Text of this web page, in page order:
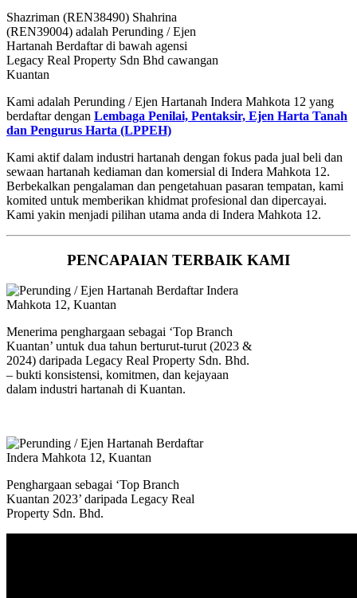
Shazriman (REN38490) Shahrina
(REN39004) adalah Perunding / Ejen
Hartanah Berdaftar di bawah agensi
Legacy Real Property Sdn Bhd cawangan
Kuantan
Kami adalah Perunding / Ejen Hartanah Indera Mahkota 12 yang
berdaftar dengan Lembaga Penilai, Pentaksir, Ejen Harta Tanah
dan Pengurus Harta (LPPEH)
Kami aktif dalam industri hartanah dengan fokus pada jual beli dan
sewaan hartanah kediaman dan komersial di Indera Mahkota 12.
Berbekalkan pengalaman dan pengetahuan pasaran tempatan, kami
komited untuk memberikan khidmat profesional dan dipercayai.
Kami yakin menjadi pilihan utama anda di Indera Mahkota 12.
PENCAPAIAN TERBAIK KAMI
Menerima penghargaan sebagai ‘Top Branch
Kuantan’ untuk dua tahun berturut-turut (2023 &
2024) daripada Legacy Real Property Sdn. Bhd.
– bukti konsistensi, komitmen, dan kejayaan
dalam industri hartanah di Kuantan.
Penghargaan sebagai ‘Top Branch
Kuantan 2023’ daripada Legacy Real
Property Sdn. Bhd.